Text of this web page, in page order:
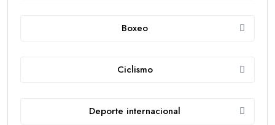
Boxeo
Ciclismo
Deporte internacional